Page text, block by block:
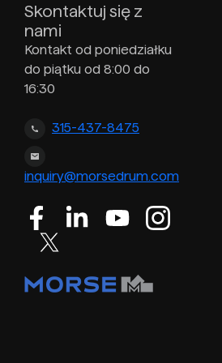
Skontaktuj się z
nami
Kontakt od poniedziałku
do piątku od 8:00 do
16:30
315-437-8475
inquiry@morsedrum.com